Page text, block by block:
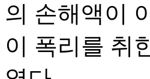
의 손해액이
이 폭리를 취